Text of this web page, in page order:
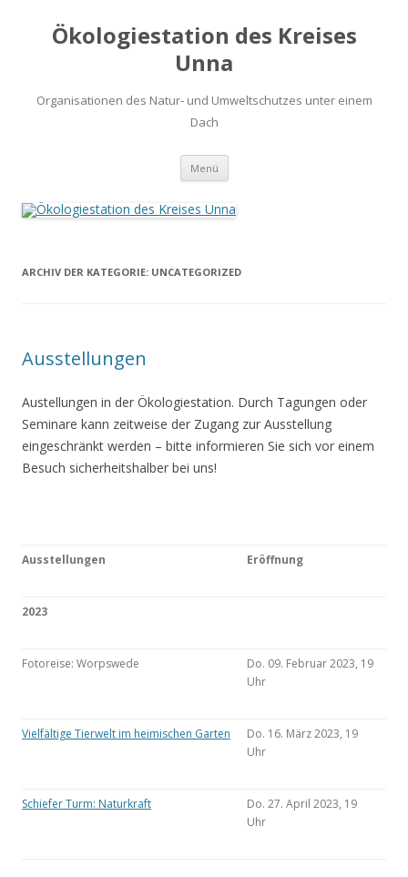
Ökologiestation des Kreises
Unna
Organisationen des Natur- und Umweltschutzes unter einem
Dach
Menü Zum
springen
ARCHIV DER KATEGORIE: UNCATEGORIZED
Ausstellungen
Austellungen in der Ökologiestation. Durch Tagungen oder
Seminare kann zeitweise der Zugang zur Ausstellung
eingeschränkt werden – bitte informieren Sie sich vor einem
Besuch sicherheitshalber bei uns!
Ausstellungen Eröffnung
2023
Fotoreise: Worpswede
Do. 09. Februar 2023, 19
Uhr
Vielfältige Tierwelt im heimischen Garten
Do. 16. März 2023, 19
Uhr
Schiefer Turm: Naturkraft
Do. 27. April 2023, 19
Uhr